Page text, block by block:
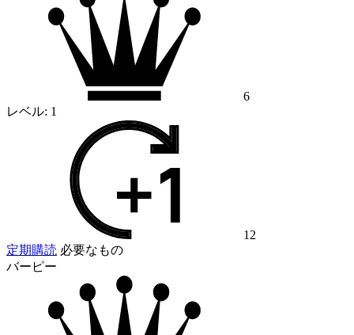
6
レベル: 1
12
定期購読 必要なもの
バーピー